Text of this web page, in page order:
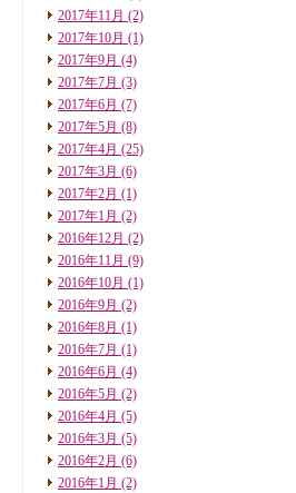
2017年11月 (2)
2017年10月 (1)
2017年9月 (4)
2017年7月 (3)
2017年6月 (7)
2017年5月 (8)
2017年4月 (25)
2017年3月 (6)
2017年2月 (1)
2017年1月 (2)
2016年12月 (2)
2016年11月 (9)
2016年10月 (1)
2016年9月 (2)
2016年8月 (1)
2016年7月 (1)
2016年6月 (4)
2016年5月 (2)
2016年4月 (5)
2016年3月 (5)
2016年2月 (6)
2016年1月 (2)